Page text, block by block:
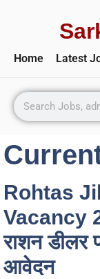
Home Latest
Rohtas
Vacancy
राशन डीलर
आवेदन